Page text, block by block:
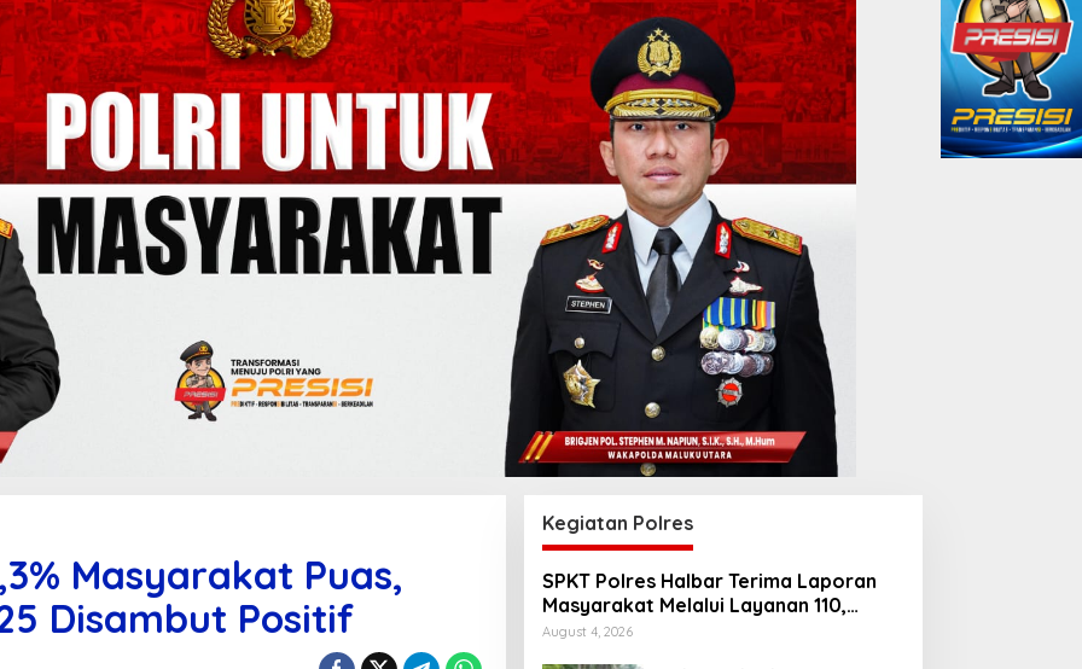
Masyarakat Puas,
Disambut Positif
Kegiatan Polres
SPKT Polres Halbar Terima Laporan
Masyarakat Melalui Layanan 110,
Wujud Pelayanan Presisi 24 Jam
August 4, 2026